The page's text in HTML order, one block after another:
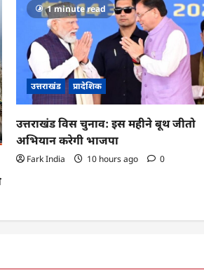
1 minute read
उत्तराखंड प्रादेशिक
उत्तराखंड विस चुनाव: इस महीने बूथ जीतो
अभियान करेगी भाजपा
Fark India 10 hours ago 0